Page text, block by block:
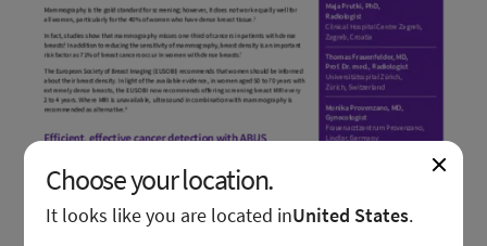
Choose your location.
It looks like you are located inUnited States.